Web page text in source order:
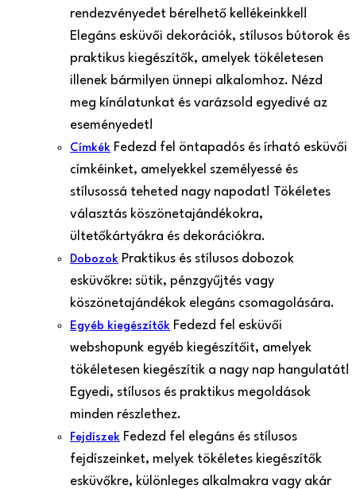
rendezvényedet bérelhető kellékeinkkel!
Elegáns esküvői dekorációk, stílusos bútorok és
praktikus kiegészítők, amelyek tökéletesen
illenek bármilyen ünnepi alkalomhoz. Nézd
meg kínálatunkat és varázsold egyedivé az
eseményedet!
Címkék Fedezd fel öntapadós és írható esküvői
címkéinket, amelyekkel személyessé és
stílusossá teheted nagy napodat! Tökéletes
választás köszönetajándékokra,
ültetőkártyákra és dekorációkra.
Dobozok Praktikus és stílusos dobozok
esküvőkre: sütik, pénzgyűjtés vagy
köszönetajándékok elegáns csomagolására.
Egyéb kiegészítők Fedezd fel esküvői
webshopunk egyéb kiegészítőit, amelyek
tökéletesen kiegészítik a nagy nap hangulatát!
Egyedi, stílusos és praktikus megoldások
minden részlethez.
Fejdíszek Fedezd fel elegáns és stílusos
fejdíszeinket, melyek tökéletes kiegészítők
esküvőkre, különleges alkalmakra vagy akár